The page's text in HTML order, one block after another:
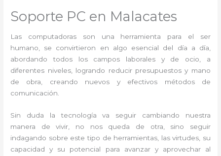
Soporte PC en Malacates
Las computadoras son una herramienta para el ser
humano, se convirtieron en algo esencial del día a día,
abordando todos los campos laborales y de ocio, a
diferentes niveles, logrando reducir presupuestos y mano
de obra, creando nuevos y efectivos métodos de
comunicación.
Sin duda la tecnología va seguir cambiando nuestra
manera de vivir, no nos queda de otra, sino seguir
indagando sobre este tipo de herramientas, las virtudes, su
capacidad y su potencial para avanzar y aprovechar al